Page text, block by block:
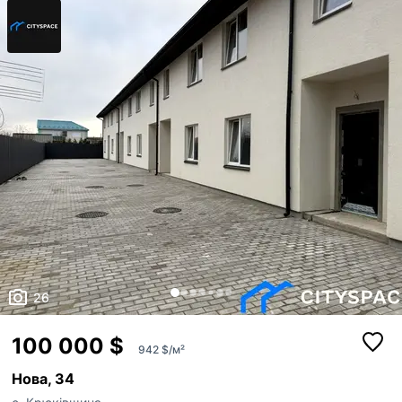
приватність — Ділянка рівна та буде засаджена газоном 🏗 Стадія
будівництва:...
26
100 000 $ 942 $/м²
Нова, 34